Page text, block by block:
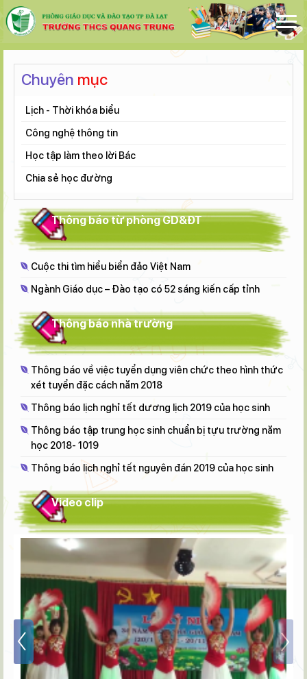
Chuyên mục
Lịch - Thời khóa biểu
Công nghệ thông tin
Học tập làm theo lời Bác
Chia sẻ học đường
Thông báo từ phòng GD&ĐT
Cuộc thi tìm hiểu biển đảo Việt Nam
Ngành Giáo dục – Đào tạo có 52 sáng kiến cấp tỉnh
Thông báo nhà trường
Thông báo về việc tuyển dụng viên chức theo hình thức
xét tuyển đặc cách năm 2018
Thông báo lịch nghỉ tết dương lịch 2019 của học sinh
Thông báo tập trung học sinh chuẩn bị tựu trường năm
học 2018- 1019
Thông báo lịch nghỉ tết nguyên đán 2019 của học sinh
Video clip